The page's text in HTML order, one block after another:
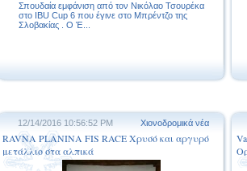
Σπουδαία εμφάνιση από τον Νικόλαο Τσουρέκα
στο IBU Cup 6 που έγινε στο Μπρέντζο της
Σλοβακίας . Ο Έ...
12/14/2016 10:56:52 PM Χιονοδρομικά νέα
RAVNA PLANINA FIS RACE Χρυσό και αργυρό
μετάλλιο στα αλπικά